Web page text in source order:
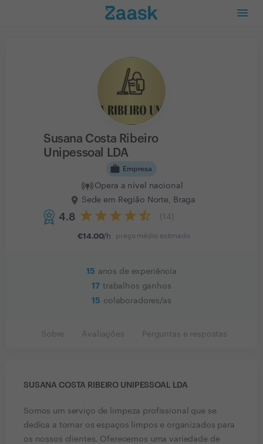
Susana Costa Ribeiro
Unipessoal LDA
work Empresa
Opera a nível nacional
Sede em Região Norte, Braga
4.8 14
€14.00/h preço médio estimado
15 anos de experiência
17 trabalhos ganhos
15 colaboradores/as
Sobre Avaliações Perguntas e respostas
SUSANA COSTA RIBEIRO UNIPESSOAL LDA
Somos um serviço de limpeza profissional que se
dedica a tornar os espaços limpos e organizados para
os nossos clientes. Oferecemos uma variedade de